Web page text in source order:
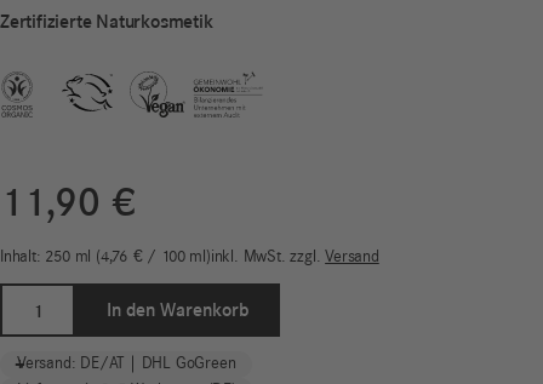
Zertifizierte Naturkosmetik
11,90 €
Inhalt: 250 ml 4,76 €/ 100 ml inkl. MwSt. zzgl.Versand
Balance
-
+
In den Warenkorb
Versand: DE/AT | DHL GoGreen